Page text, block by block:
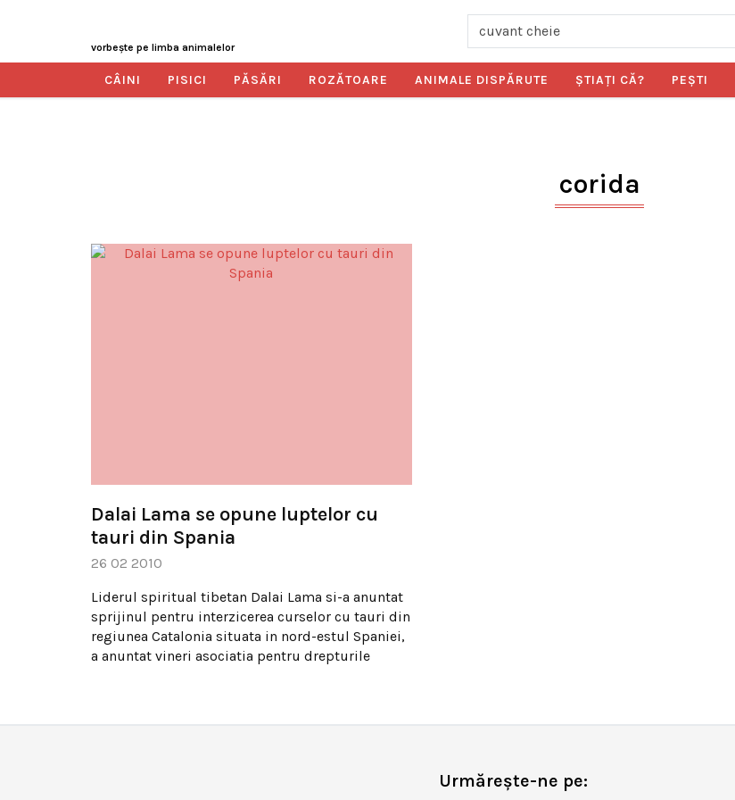
vorbeşte pe limba animalelor
CÂINI PISICI PĂSĂRI ROZĂTOARE ANIMALE DISPĂRUTE ŞTIAŢI CĂ? PEŞTI
corida
Dalai Lama se opune luptelor cu
tauri din Spania
26 02 2010
Liderul spiritual tibetan Dalai Lama si-a anuntat
sprijinul pentru interzicerea curselor cu tauri din
regiunea Catalonia situata in nord-estul Spaniei,
a anuntat vineri asociatia pentru drepturile
Urmărește-ne pe: